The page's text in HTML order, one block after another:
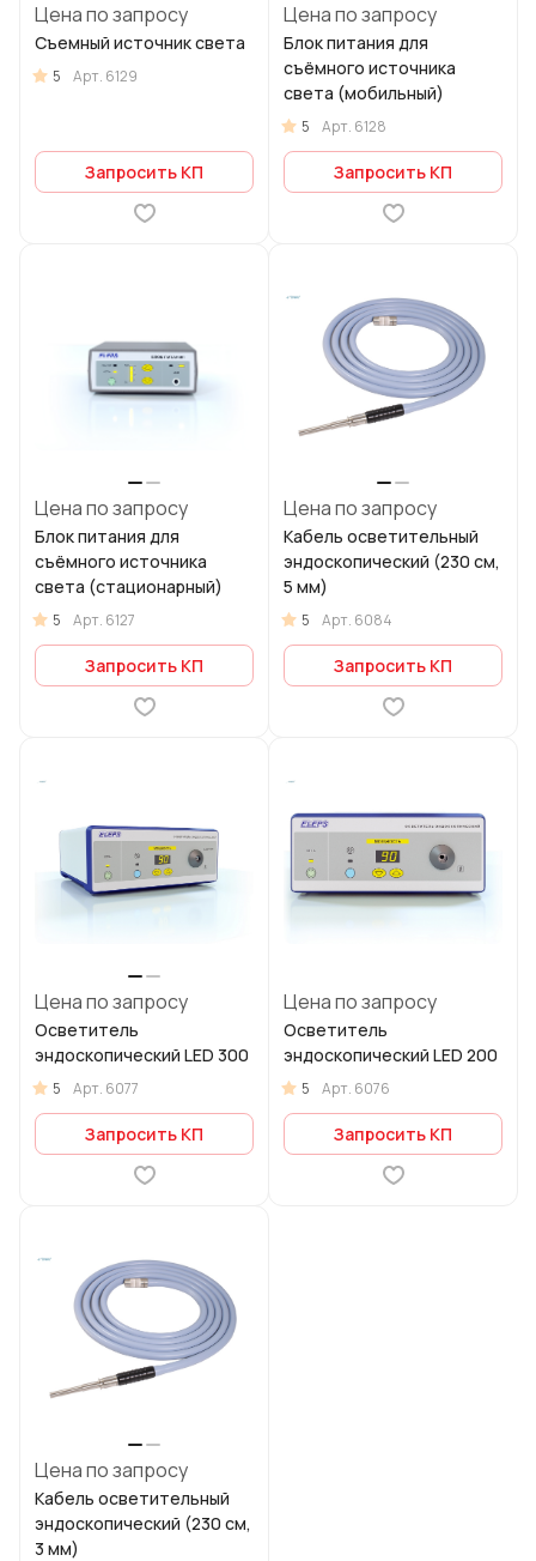
Цена по запросу
Съемный источник света
5 Арт. 6129
Запросить КП
Цена по запросу
Блок питания для
съёмного источника
света (мобильный)
5 Арт. 6128
Запросить КП
Цена по запросу
Блок питания для
съёмного источника
света (стационарный)
5 Арт. 6127
Запросить КП
Цена по запросу
Кабель осветительный
эндоскопический (230 см,
5 мм)
5 Арт. 6084
Запросить КП
Цена по запросу
Осветитель
эндоскопический LED 300
5 Арт. 6077
Запросить КП
Цена по запросу
Осветитель
эндоскопический LED 200
5 Арт. 6076
Запросить КП
Цена по запросу
Кабель осветительный
эндоскопический (230 см,
3 мм)